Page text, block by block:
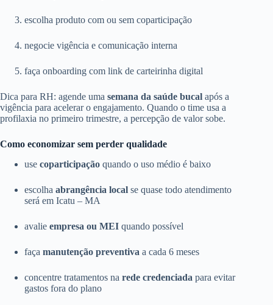
escolha produto com ou sem coparticipação
negocie vigência e comunicação interna
faça onboarding com link de carteirinha digital
Dica para RH: agende uma semana da saúde bucal após a
vigência para acelerar o engajamento. Quando o time usa a
profilaxia no primeiro trimestre, a percepção de valor sobe.
Como economizar sem perder qualidade
use coparticipação quando o uso médio é baixo
escolha abrangência local se quase todo atendimento
será em Icatu – MA
avalie empresa ou MEI quando possível
faça manutenção preventiva a cada 6 meses
concentre tratamentos na rede credenciada para evitar
gastos fora do plano